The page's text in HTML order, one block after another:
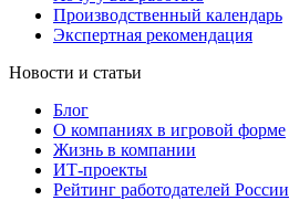
Производственный календарь
Экспертная рекомендация
Новости и статьи
Блог
О компаниях в игровой форме
Жизнь в компании
ИТ-проекты
Рейтинг работодателей России